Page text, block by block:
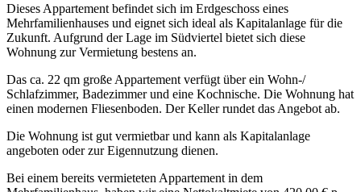
Dieses Appartement befindet sich im Erdgeschoss eines
Mehrfamilienhauses und eignet sich ideal als Kapitalanlage für die
Zukunft. Aufgrund der Lage im Südviertel bietet sich diese
Wohnung zur Vermietung bestens an.
Das ca. 22 qm große Appartement verfügt über ein Wohn-/
Schlafzimmer, Badezimmer und eine Kochnische. Die Wohnung hat
einen modernen Fliesenboden. Der Keller rundet das Angebot ab.
Die Wohnung ist gut vermietbar und kann als Kapitalanlage
angeboten oder zur Eigennutzung dienen.
Bei einem bereits vermieteten Appartement in dem